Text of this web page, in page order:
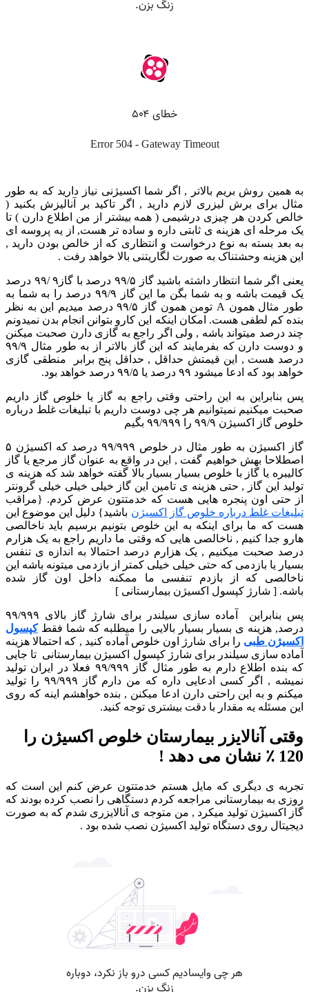
به همین روش بریم بالاتر , اگر شما اکسیژنی نیاز دارید که به طور
مثال برای برش لیزری لازم دارید , اگر تاکید بر آنالیزش بکنید (
خالص کردن هر چیزی درشیمی ( همه بیشتر از من اطلاع دارن ) تا
یک مرحله ای هزینه ی ثابتی داره و ساده تر هست, از یه پروسه ای
به بعد بسته به نوع درخواست و انتظاری که از خالص بودن دارید ,
این هزینه وحشتناک به صورت لگاریتنی بالا خواهد رفت .
یعنی اگر شما انتظار داشته باشید گاز ۹۹/۵ درصد با گاز۹ /۹۹ درصد
یک قیمت باشه و به شما بگن ما این گاز ۹۹/۹ درصد را به شما به
طور مثال همون A تومن همون گاز ۹۹/۵ درصد میدیم این به نظر
بنده کم لطفی هست. امکان اینکه این کارو بتوانن انجام بدن نمیدونم
چند درصد میتواند باشه , ولی اگر راجع به گازی دارن صحبت میکنن
و دوست دارن که بفرمایند که این گاز بالاتر از به طور مثال ۹۹/۹
درصد هست , این قیمتش حداقل , حداقل پنج برابر منطقی گازی
خواهد بود که ادعا میشود ۹۹ درصد یا ۹۹/۵ درصد خواهد بود.
پس بنابراین به این راحتی وقتی راجع به گاز یا خلوص گاز داریم
صحبت میکنیم نمیتوانیم هر چی دوست داریم با تبلیغات غلط درباره
خلوص گاز اکسیژن ۹۹/۹ را ۹۹/۹۹۹ بگیم
گاز اکسیژن به طور مثال در خلوص ۹۹/۹۹۹ درصد که اکسیژن ۵
اصطلاحا بهش خواهیم گفت , این در واقع به عنوان گاز مرجع یا گاز
کالیبره یا گاز با خلوص بسیار بسیار بالا گفته خواهد شد که هزینه ی
تولید این گاز , حتی هزینه ی تامین این گاز خیلی خیلی خیلی گرونتر
از حتی اون پنجره هایی هست که خدمتتون عرض کردم. {مراقب
تبلیغات غلط درباره خلوص گاز اکسیژن باشید} دلیل این موضوع این
هست که ما برای اینکه به این خلوص بتونیم برسیم باید ناخالصی
هارو جدا کنیم , ناخالصی هایی که وقتی ما داریم راجع به یک هزارم
درصد صحبت میکنیم , یک هزارم درصد احتمالا به اندازه ی تنفس
بسیار یا بازدمی که حتی خیلی خیلی کمتر از بازدمی میتونه باشه این
ناخالصی که از بازدم تنفسی ما ممکنه داخل اون گاز شده
باشه. [ شارژ کپسول اکسیژن بیمارستانی ]
پس بنابراین آماده سازی سیلندر برای شارژ گاز بالای ۹۹/۹۹۹
درصد, هزینه ی بسیار بسیار بالایی را میطلبه که شما فقطکپسول
اکسیژن طبی را برای شارژ اون خلوص آماده کنید , که احتمالا هزینه
آماده سازی سیلندر برای شارژ کپسول اکسیژن بیمارستانی تا جایی
که بنده اطلاع دارم به طور مثال گاز ۹۹/۹۹۹ فعلا در ایران تولید
نمیشه , اگر کسی ادعایی داره که من دارم گاز ۹۹/۹۹۹ را تولید
میکنم و به این راحتی دارن ادعا میکنن , بنده خواهشم اینه که روی
این مسئله یه مقدار با دقت بیشتری توجه کنید.
وقتی آنالایزر بیمارستان خلوص اکسیژن را
120 ٪ نشان می دهد !
تجربه ی دیگری که مایل هستم خدمتتون عرض کنم این است که
روزی به بیمارستانی مراجعه کردم دستگاهی را نصب کرده بودند که
گاز اکسیژن تولید میکرد , من متوجه ی آنالایزری شدم که به صورت
دیجیتال روی دستگاه تولید اکسیژن نصب شده بود .